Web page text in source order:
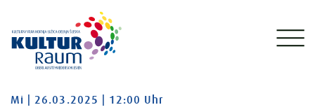
Mittwoch 26.03.2025 12:00 Uhr
Mi | 26.03.2025 | 12:00 Uhr